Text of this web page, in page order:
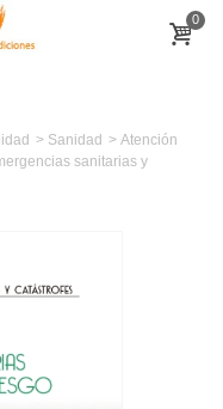
0
> Sanidad > Atención
sanitarias y